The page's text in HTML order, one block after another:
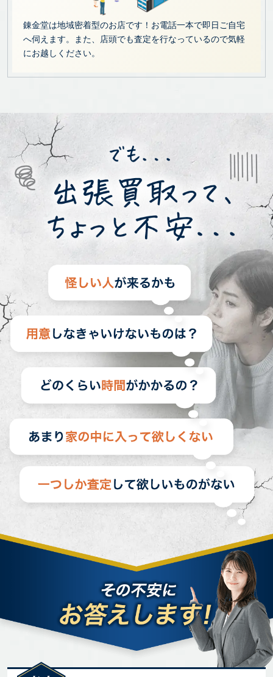
錬金堂は地域密着型のお店です！お電話一本で即日ご自宅
へ伺えます。また、店頭でも査定を行なっているので気軽
にお越しください。